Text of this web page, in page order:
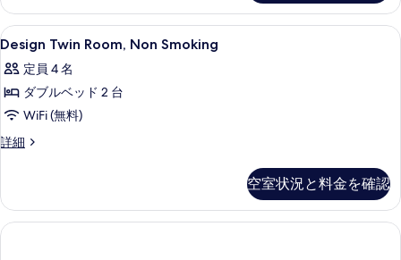
写
真
を
表
示
る
て
の
写
真
を
表
示
る
Smoking
の
詳
Design
Twin
Room,
Non
Smoking
の
て
の
ノートパソコン用作業スペース、防
29
Design Twin Room, Non Smoking
定員 4 名
ダブルベッド 2 台
WiFi (無料)
詳細
Design
Smoking
の
詳
空室状況と料金を確認